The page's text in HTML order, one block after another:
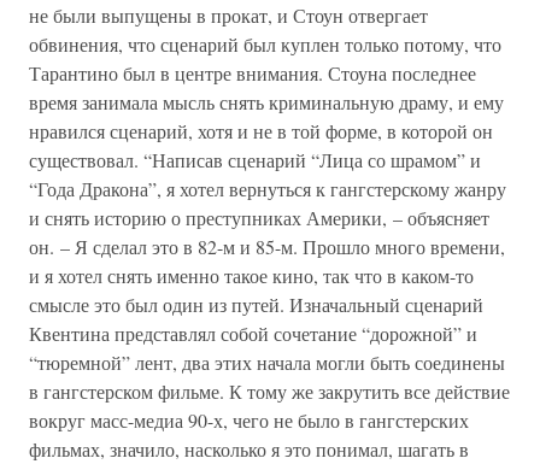
не были выпущены в прокат, и Стоун отвергает
обвинения, что сценарий был куплен только потому, что
Тарантино был в центре внимания. Стоуна последнее
время занимала мысль снять криминальную драму, и ему
нравился сценарий, хотя и не в той форме, в которой он
существовал. “Написав сценарий “Лица со шрамом” и
“Года Дракона”, я хотел вернуться к гангстерскому жанру
и снять историю о преступниках Америки, – объясняет
он. – Я сделал это в 82-м и 85-м. Прошло много времени,
и я хотел снять именно такое кино, так что в каком-то
смысле это был один из путей. Изначальный сценарий
Квентина представлял собой сочетание “дорожной” и
“тюремной” лент, два этих начала могли быть соединены
в гангстерском фильме. К тому же закрутить все действие
вокруг масс-медиа 90-х, чего не было в гангстерских
фильмах, значило, насколько я это понимал, шагать в